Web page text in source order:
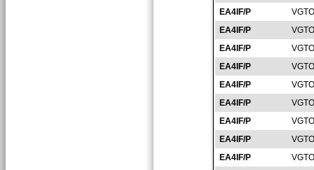
EA4IF/P
EA4IF/P
EA4IF/P
EA4IF/P
EA4IF/P
EA4IF/P
EA4IF/P
EA4IF/P
EA4IF/P